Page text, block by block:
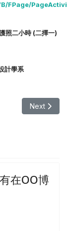
FPage/
照二小時 (二擇一)
計學系
Next
Next
在OO博